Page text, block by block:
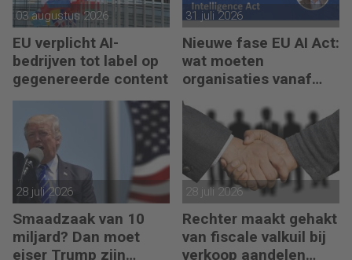
03 augustus 2026
EU verplicht AI-
bedrijven tot label op
gegenereerde content
31 juli 2026
Nieuwe fase EU AI Act:
wat moeten
organisaties vanaf
augustus 2026
regelen?
28 juli 2026
Smaadzaak van 10
miljard? Dan moet
eiser Trump zijn
28 juli 2026
Rechter maakt gehakt
van fiscale valkuil bij
verkoop aandelen